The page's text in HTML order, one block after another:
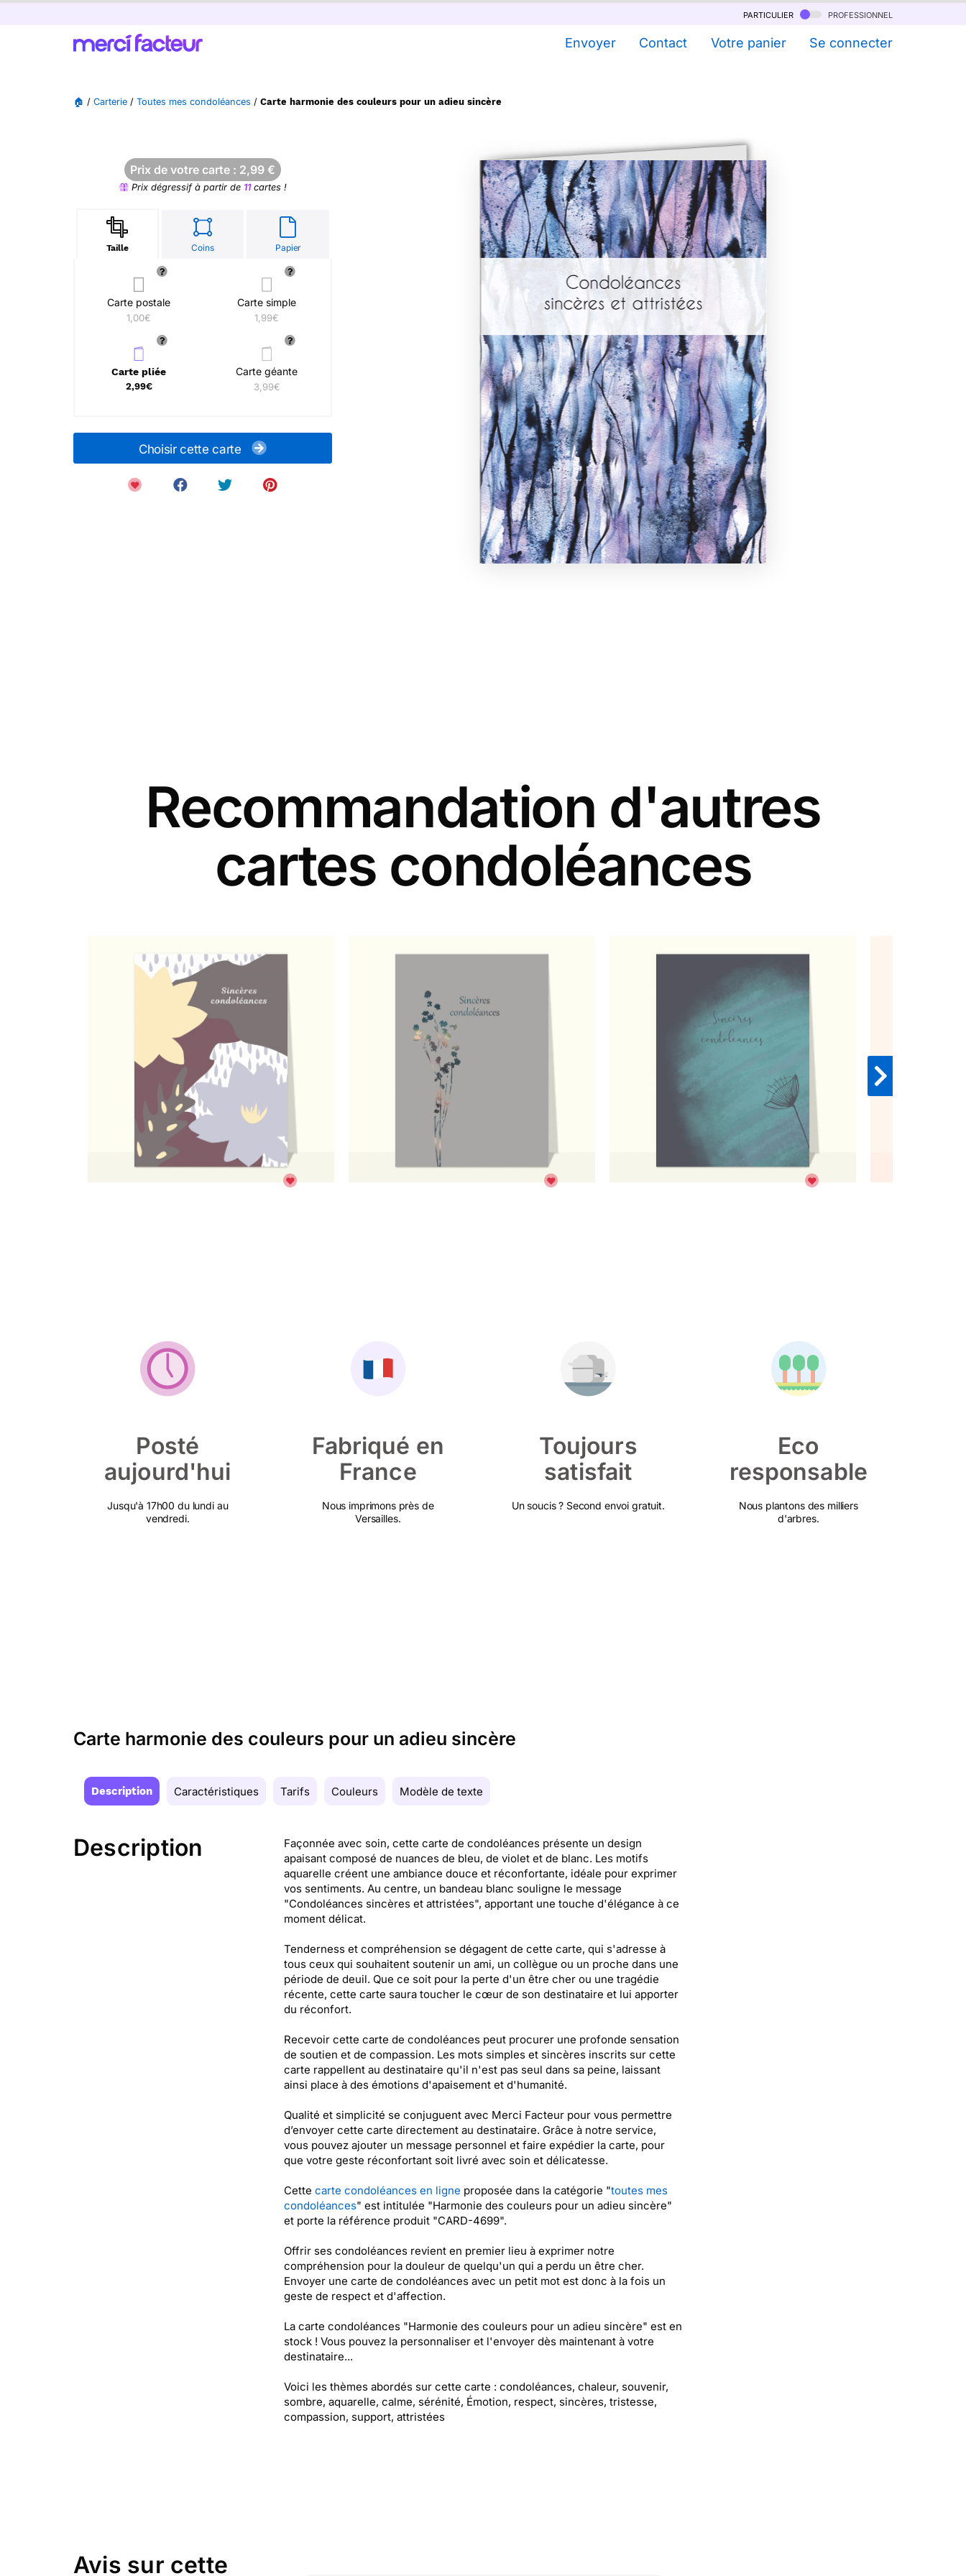
particulier professionnel
Envoyer Contact Votre panier Se connecter
🏠 / Carterie / Toutes mes condoléances / Carte harmonie des couleurs pour un adieu sincère
Prix de votre carte : 2,99 €
Prix dégressif à partir de 11cartes !
Taille Coins Papier
Carte postale
1,00€
Carte simple
1,99€
Carte pliée
2,99€
Carte géante
3,99€
Choisir cette carte
Recommandation d'autres
cartes condoléances
Posté
aujourd'hui
Jusqu'à 17h00 du lundi au
vendredi.
Fabriqué en
France
Nous imprimons près de
Versailles.
Toujours
satisfait
Un soucis ? Second envoi gratuit.
Eco
responsable
Nous plantons des milliers
d'arbres.
Carte harmonie des couleurs pour un adieu sincère
Description Caractéristiques Tarifs Couleurs Modèle de texte
Description
Façonnée avec soin, cette carte de condoléances présente un design
apaisant composé de nuances de bleu, de violet et de blanc. Les motifs
aquarelle créent une ambiance douce et réconfortante, idéale pour exprimer
vos sentiments. Au centre, un bandeau blanc souligne le message
"Condoléances sincères et attristées", apportant une touche d'élégance à ce
moment délicat.
Tenderness et compréhension se dégagent de cette carte, qui s'adresse à
tous ceux qui souhaitent soutenir un ami, un collègue ou un proche dans une
période de deuil. Que ce soit pour la perte d'un être cher ou une tragédie
récente, cette carte saura toucher le cœur de son destinataire et lui apporter
du réconfort.
Recevoir cette carte de condoléances peut procurer une profonde sensation
de soutien et de compassion. Les mots simples et sincères inscrits sur cette
carte rappellent au destinataire qu'il n'est pas seul dans sa peine, laissant
ainsi place à des émotions d'apaisement et d'humanité.
Qualité et simplicité se conjuguent avec Merci Facteur pour vous permettre
d’envoyer cette carte directement au destinataire. Grâce à notre service,
vous pouvez ajouter un message personnel et faire expédier la carte, pour
que votre geste réconfortant soit livré avec soin et délicatesse.
Cette carte condoléances en ligne proposée dans la catégorie "toutes mes
condoléances" est intitulée "Harmonie des couleurs pour un adieu sincère"
et porte la référence produit "CARD-4699".
Offrir ses condoléances revient en premier lieu à exprimer notre
compréhension pour la douleur de quelqu'un qui a perdu un être cher.
Envoyer une carte de condoléances avec un petit mot est donc à la fois un
geste de respect et d'affection.
La carte condoléances "Harmonie des couleurs pour un adieu sincère" est en
stock ! Vous pouvez la personnaliser et l'envoyer dès maintenant à votre
destinataire...
Voici les thèmes abordés sur cette carte : condoléances, chaleur, souvenir,
sombre, aquarelle, calme, sérénité, Émotion, respect, sincères, tristesse,
compassion, support, attristées
Avis sur cette